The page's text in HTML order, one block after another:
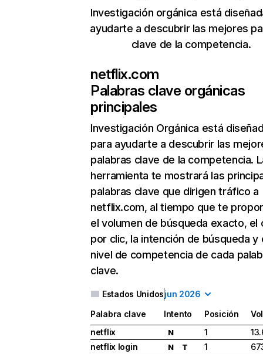
Investigación orgánica está
ayudarte a descubrir las mejores
clave de la competencia.
netflix.com
Palabras clave orgánicas
principales
Investigación Orgánica está
para ayudarte a descubrir las
palabras clave de la competencia.
herramienta te mostrará las
palabras clave que dirigen tráfico a
netflix.com, al tiempo que te
el volumen de búsqueda exacto, el
por clic, la intención de búsqueda y
nivel de competencia de cada
clave.
Estados Unidosjun 2026
Palabra clave Intento Posición
netflix
N 1
netflix login
N T 1